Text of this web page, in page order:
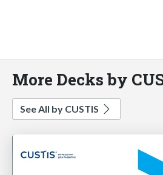
More Decks by
See All by CUSTIS